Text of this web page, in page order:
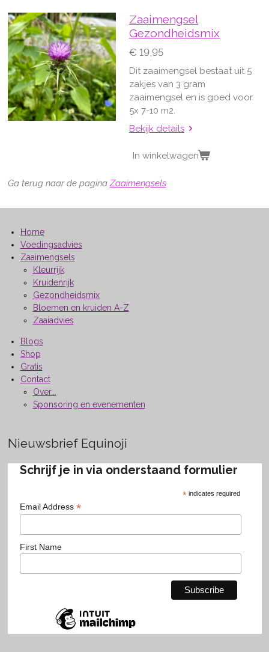
Zaaimengsel
Gezondheidsmix
€ 19,95
Dit zaaimengsel bestaat uit 5
zakjes van 3 gram
zaaimengsel en is goed voor
5x 7-10 m2.
Bekijk details
In winkelwagen
Ga terug naar de paginaZaaimengsels
Home
Voedingsadvies
Zaaimengsels
Kleurrijk
Kruidenrijk
Gezondheidsmix
Bloemen en kruiden A-Z
Zaaiadvies
Blogs
Shop
Gratis
Contact
Over...
Sponsoring en evenementen
Nieuwsbrief Equinoji
Schrijf je in via onderstaand formulier
* indicates required
Email Address *
First Name